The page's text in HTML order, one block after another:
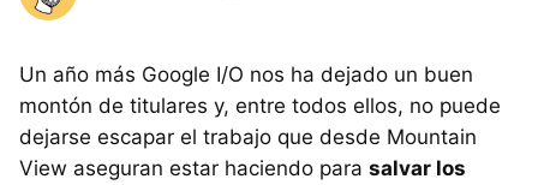
Un año más Google I/O nos ha dejado un buen
montón de titulares y, entre todos ellos, no puede
dejarse escapar el trabajo que desde Mountain
View aseguran estar haciendo para salvar los